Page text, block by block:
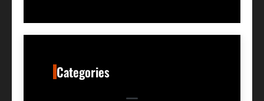
Categories